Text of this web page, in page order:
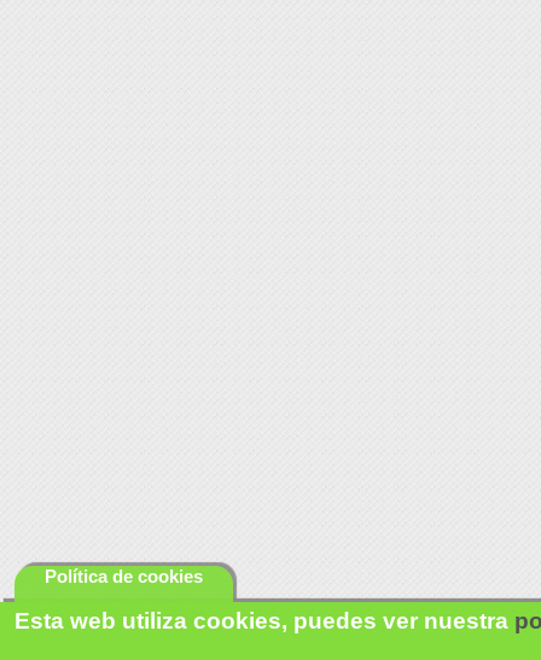
Esta web utiliza cookies, puedes ver nuestra
Política de cookies